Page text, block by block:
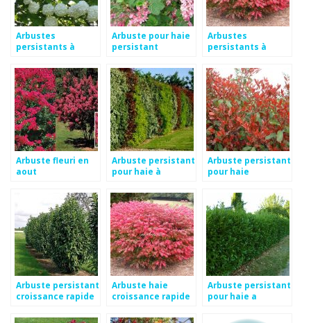
Arbustes
persistants à
Arbuste pour haie
persistant
Arbustes
persistants à
rapide
Arbuste fleuri en
aout
Arbuste persistant
pour haie à
Arbuste persistant
pour haie
Arbuste persistant
croissance rapide
Arbuste haie
croissance rapide
Arbuste persistant
pour haie a